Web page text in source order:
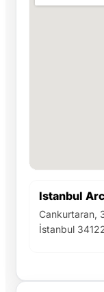
Istanbul
Cankurtaran,
İstanbul